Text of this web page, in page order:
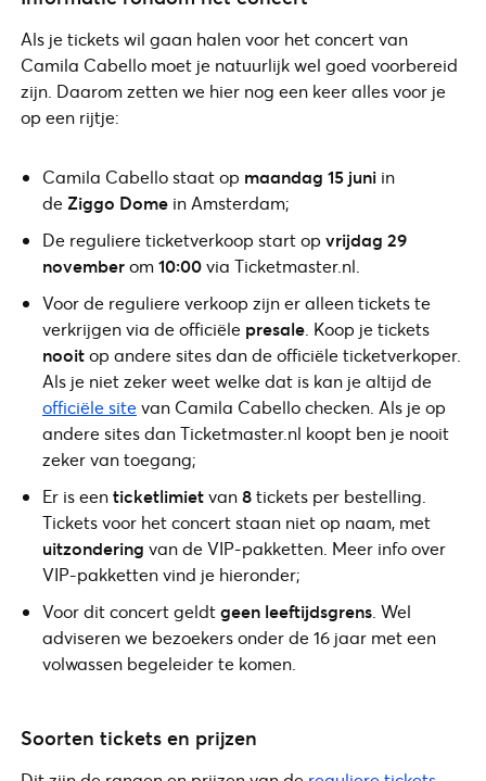
Als je tickets wil gaan halen voor het concert van
Camila Cabello moet je natuurlijk wel goed voorbereid
zijn. Daarom zetten we hier nog een keer alles voor je
op een rijtje:
Camila Cabello staat op maandag 15 juni in
de Ziggo Dome in Amsterdam;
De reguliere ticketverkoop start op vrijdag 29
novemberom10:00via Ticketmaster.nl.
Voor de reguliere verkoop zijn er alleen tickets te
verkrijgen via de officiële presale . Koop je tickets
nooitop andere sites dan de officiële ticketverkoper.
Als je niet zeker weet welke dat is kan je altijd de
officiële sitevan Camila Cabello checken. Als je op
andere sites dan Ticketmaster.nl koopt ben je nooit
zeker van toegang;
Er is eenticketlimietvan8tickets per bestelling.
Tickets voor het concert staan niet op naam, met
uitzondering van de VIP-pakketten. Meer info over
VIP-pakketten vind je hieronder;
Voor dit concert geldtgeen leeftijdsgrens . Wel
adviseren we bezoekers onder de 16 jaar met een
volwassen begeleider te komen.
Soorten tickets en prijzen